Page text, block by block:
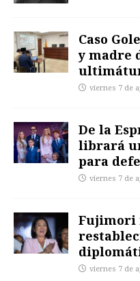
Caso
y madre
viernes 7 de
De la
librará
para
viernes 7 de
Fujimori
viernes 7 de